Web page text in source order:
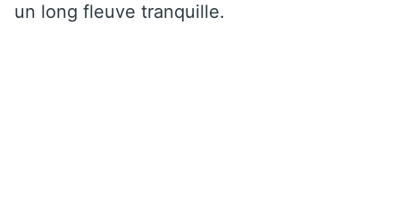
un long fleuve tranquille.